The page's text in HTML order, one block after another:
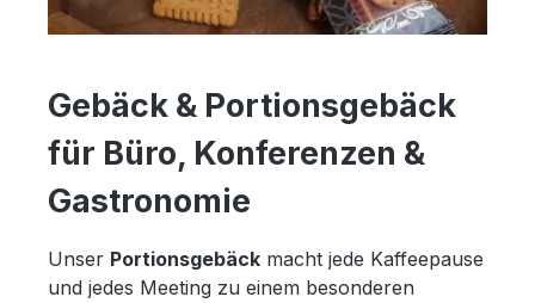
Gebäck & Portionsgebäck
für Büro, Konferenzen &
Gastronomie
Unser Portionsgebäck macht jede Kaffeepause
und jedes Meeting zu einem besonderen